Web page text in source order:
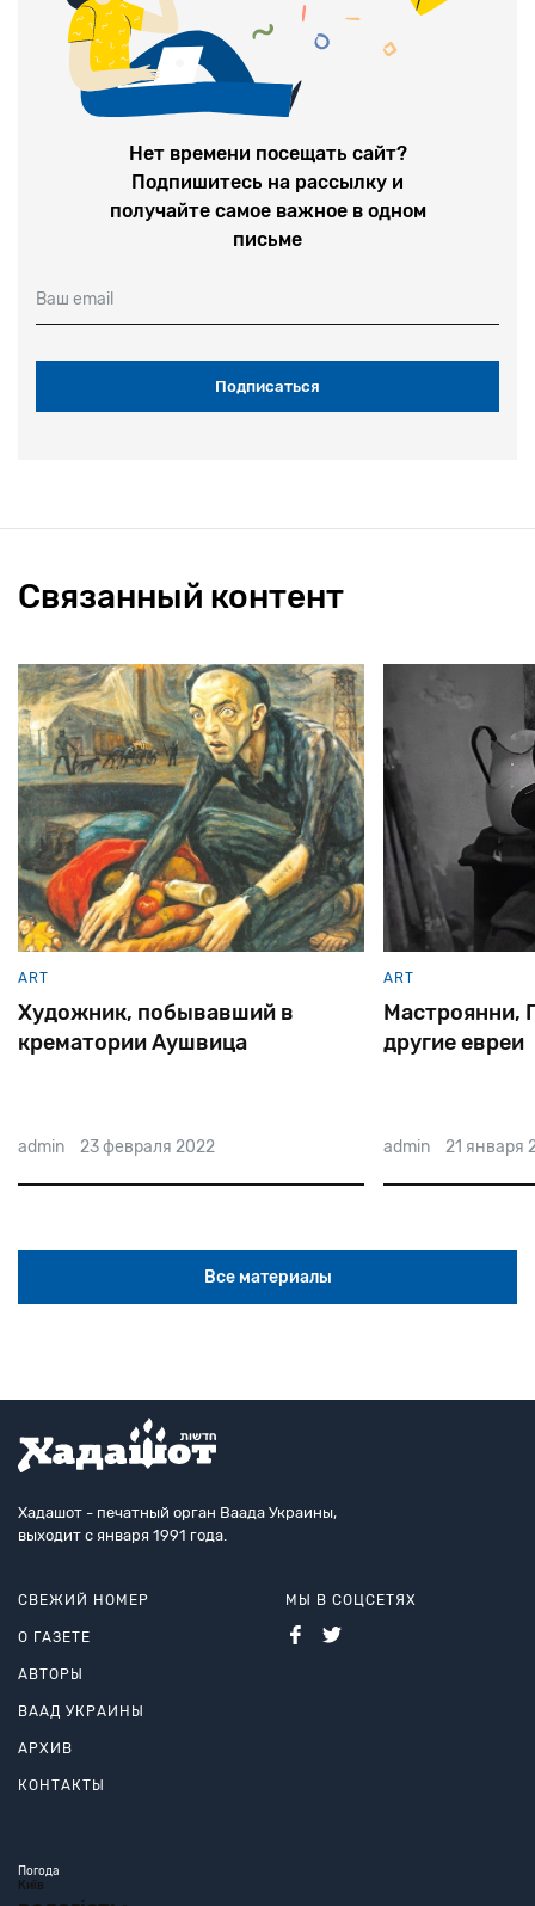
Нет времени посещать сайт?
Подпишитесь на рассылку и
получайте самое важное в одном
письме
Ваш email
Связанный контент
ART
Мастроянни, Гассман, и
другие евреи
admin 21 января 2022
ART
Еврейские
Катаева
admin 19 января
Все материалы
Хадашот - печатный орган Ваада Украины,
выходит с января 1991 года.
СВЕЖИЙ НОМЕР
О ГАЗЕТЕ
АВТОРЫ
ВААД УКРАИНЫ
АРХИВ
КОНТАКТЫ
МЫ В СОЦСЕТЯХ
Погода
Київ